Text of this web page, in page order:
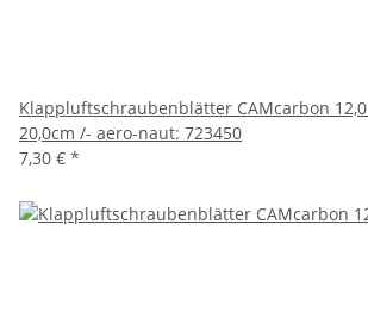
Klappluftschraubenblätter CAMcarbon 12,0
20,0cm /- aero-naut: 723450
7,30 € *